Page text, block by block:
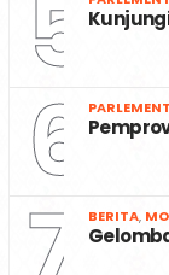
5
6
BERITA,